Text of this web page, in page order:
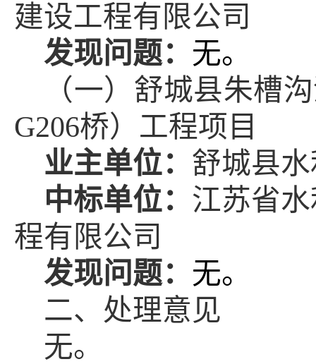
建设工程有限公司
发现问题： 无。
（一）舒城县朱槽
G206桥）工程项目
业主单位： 舒城县
中标单位： 江苏省
程有限公司
发现问题： 无。
二、 处理意见
无。